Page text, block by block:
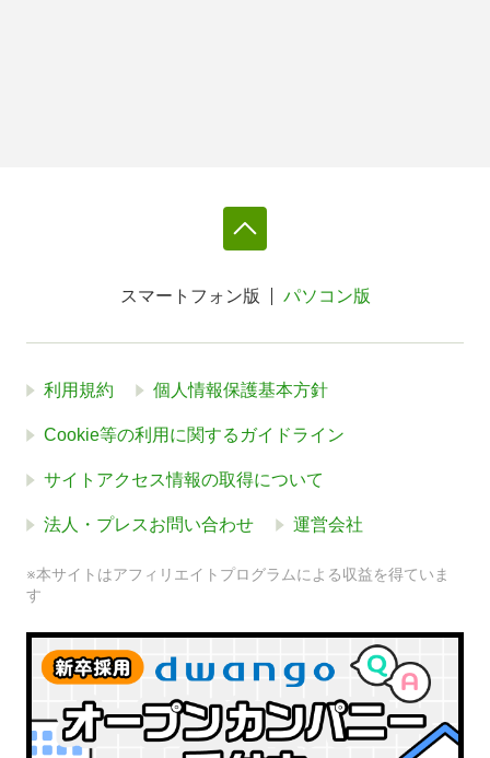
スマートフォン版 パソコン版
利用規約 個人情報保護基本方針
Cookie等の利用に関するガイドライン
サイトアクセス情報の取得について
法人・プレスお問い合わせ 運営会社
※本サイトはアフィリエイトプログラムによる収益を得ていま
す